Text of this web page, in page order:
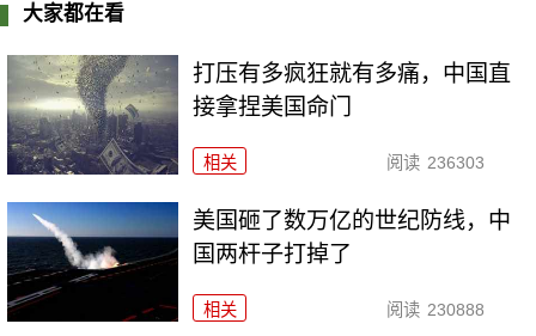
大家都在看
打压有多疯狂就有多痛，中国直
接拿捏美国命门
相关 阅读 236303
美国砸了数万亿的世纪防线，中
国两杆子打掉了
相关 阅读 230888